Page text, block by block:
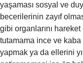
yaşaması sosyal ve
becerilerinin zayıf
gibi organlarını
tutamama ince ve
yapmak ya da ellerini